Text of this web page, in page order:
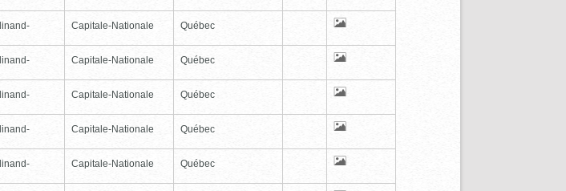
Capitale-Nationale Québec
Capitale-Nationale Québec
Capitale-Nationale Québec
Capitale-Nationale Québec
Capitale-Nationale Québec